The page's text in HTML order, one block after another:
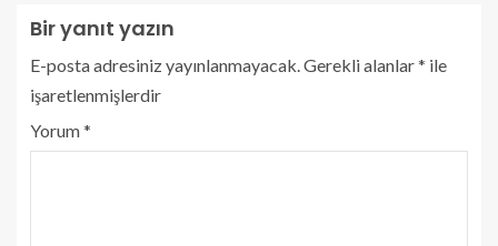
Bir yanıt yazın
E-posta adresiniz yayınlanmayacak.Gerekli alanlar* ile
işaretlenmişlerdir
Yorum*